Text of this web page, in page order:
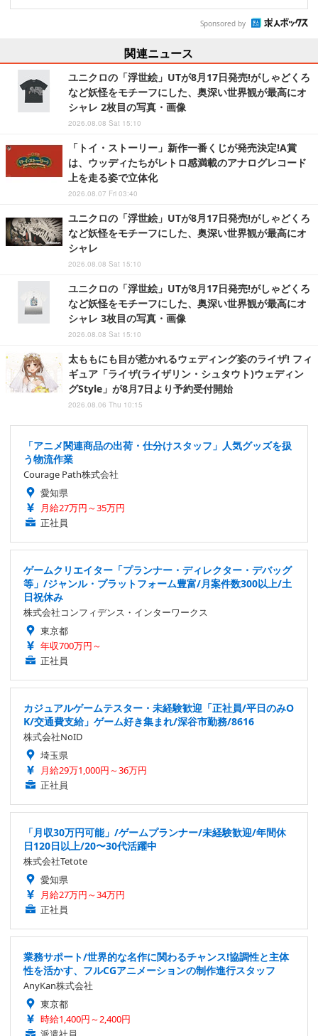
Sponsored by
関連ニュース
ユニクロの「浮世絵」UTが8月17日発売!がしゃどくろ
など妖怪をモチーフにした、奥深い世界観が最高にオ
シャレ 2枚目の写真・画像
2026.08.08 Sat 15:10
「トイ・ストーリー」新作一番くじが発売決定!A賞
は、ウッディたちがレトロ感満載のアナログレコード
上を走る姿で立体化
2026.08.07 Fri 03:40
ユニクロの「浮世絵」UTが8月17日発売!がしゃどくろ
など妖怪をモチーフにした、奥深い世界観が最高にオ
シャレ
2026.08.08 Sat 15:10
ユニクロの「浮世絵」UTが8月17日発売!がしゃどくろ
など妖怪をモチーフにした、奥深い世界観が最高にオ
シャレ 3枚目の写真・画像
2026.08.08 Sat 15:10
太ももにも目が惹かれるウェディング姿のライザ! フィ
ギュア「ライザ(ライザリン・シュタウト)ウェディン
グStyle」が8月7日より予約受付開始
2026.08.06 Thu 10:15
「アニメ関連商品の出荷・仕分けスタッフ」人気グッズを扱
う物流作業
Courage Path株式会社
愛知県
月給27万円～35万円
正社員
ゲームクリエイター「プランナー・ディレクター・デバッグ
等」/ジャンル・プラットフォーム豊富/月案件数300以上/土
日祝休み
株式会社コンフィデンス・インターワークス
東京都
年収700万円～
正社員
カジュアルゲームテスター・未経験歓迎「正社員/平日のみO
K/交通費支給」ゲーム好き集まれ/深谷市勤務/8616
株式会社NoID
埼玉県
月給29万1,000円～36万円
正社員
「月収30万円可能」/ゲームプランナー/未経験歓迎/年間休
日120日以上/20〜30代活躍中
株式会社Tetote
愛知県
月給27万円～34万円
正社員
業務サポート/世界的な名作に関わるチャンス!協調性と主体
性を活かす、フルCGアニメーションの制作進行スタッフ
AnyKan株式会社
東京都
時給1,400円～2,400円